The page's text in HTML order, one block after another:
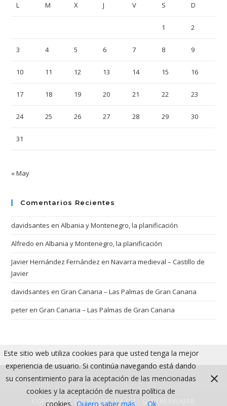
L
M X J V S D
1 2
3 4 5 6 7 8 9
10 11 12 13 14 15 16
17 18 19 20 21 22 23
24 25 26 27 28 29 30
31
« May
Comentarios Recientes
davidsantes enAlbania y Montenegro, la planificación
Alfredo enAlbania y Montenegro, la planificación
Javier Hernández Fernández enNavarra medieval – Castillo de
Javier
davidsantes enGran Canaria – Las Palmas de Gran Canaria
peterenGran Canaria – Las Palmas de Gran Canaria
COPYRIGHT [OCEANWP_DATE] - QUIERESVIAJAR
Este sitio web utiliza cookies para que usted tenga la mejor
experiencia de usuario. Si continúa navegando está dando
su consentimiento para la aceptación de las mencionadas
cookies y la aceptación de nuestra política de
cookies. Quiero saber más Ok